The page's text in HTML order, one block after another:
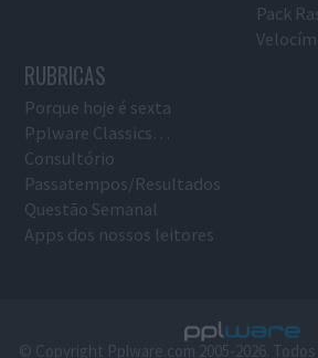
Pack
RUBRICAS
Porque hoje é sexta
Pplware Classics…
Consultório
Passatempos/Resultados
Questão Semanal
Apps dos nossos leitores
© Copyright Pplware.com 2005-2026.